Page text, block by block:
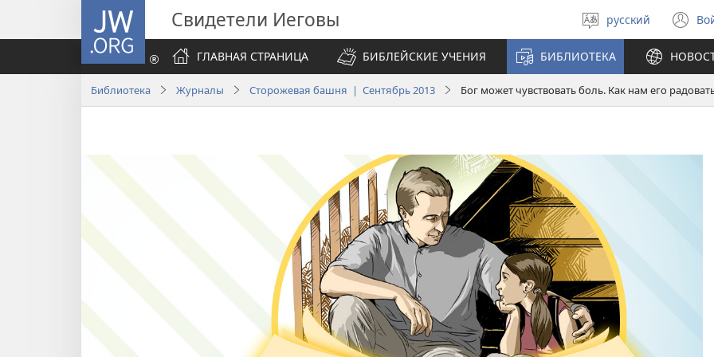
JW.ORG Свидетели Иеговы
Выберите
язык
русский
в
ГЛАВНАЯ СТРАНИЦА
БИБЛЕЙСКИЕ УЧЕНИЯ БИБЛИОТЕКА
Библиотека Журналы Сторожевая башня | Сентябрь 2013 Бог может чувствовать боль. Как нам его